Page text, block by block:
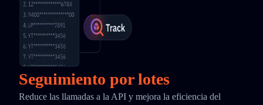
Seguimiento por lotes
Reduce las llamadas a la API y mejora la eficiencia del